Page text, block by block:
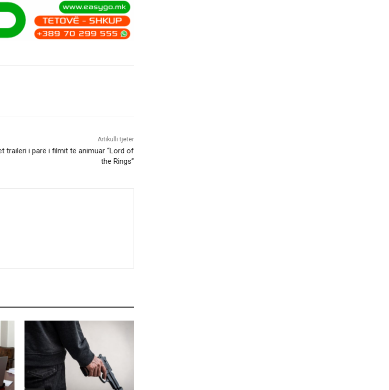
Artikulli tjetër
traileri i parë i filmit të animuar “Lord of
the Rings”